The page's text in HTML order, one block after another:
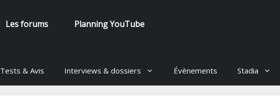
Les forums Planning YouTube
Tests & Avis Interviews & dossiers Évènements Stadia